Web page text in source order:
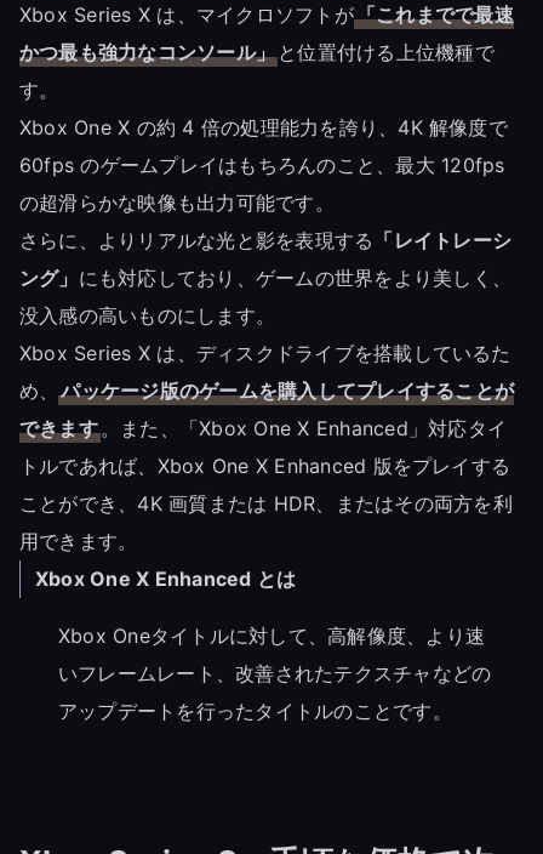
Xbox Series X は、マイクロソフトが「これまでで最速
かつ最も強力なコンソール」と位置付ける上位機種で
す。
Xbox One X の約 4 倍の処理能力を誇り、4K 解像度で
60fps のゲームプレイはもちろんのこと、最大 120fps
の超滑らかな映像も出力可能です。
さらに、よりリアルな光と影を表現する 「レイトレーシ
ング」 にも対応しており、ゲームの世界をより美しく、
没入感の高いものにします。
Xbox Series X は、ディスクドライブを搭載しているた
め、パッケージ版のゲームを購入してプレイすることが
できます。また、「Xbox One X Enhanced」対応タイ
トルであれば、Xbox One X Enhanced 版をプレイする
ことができ、4K 画質または HDR、またはその両方を利
用できます。
Xbox One X Enhanced とは
Xbox Oneタイトルに対して、高解像度、より速
いフレームレート、改善されたテクスチャなどの
アップデートを行ったタイトルのことです。